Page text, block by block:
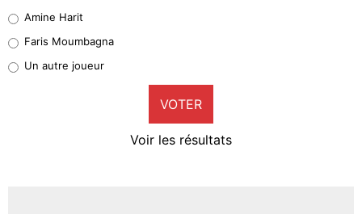
1%
9%
Amine Harit
Faris Moumbagna
Un autre joueur
VOTER
Voir les résultats